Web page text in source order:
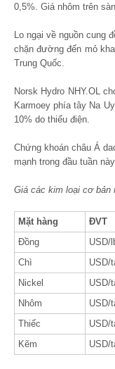
0,5%. Giá nhôm trên
Lo ngại về nguồn cung
chặn đường đến mỏ
Trung Quốc.
Norsk Hydro NHY.OL
Karmoey phía tây Na
10% do thiếu điện.
Chứng khoán châu Á
mạnh trong đầu tuần này.
Giá các kim loại cơ bản
Mặt hàng ĐVT
Đồng
USD/
Chì
USD/
Nickel
USD/
Nhôm
USD/
Thiếc
USD/
Kẽm
USD/